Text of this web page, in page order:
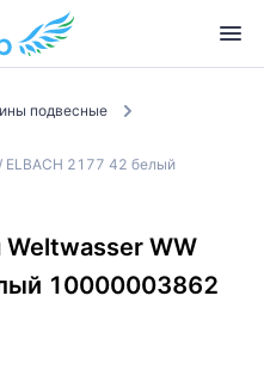
подвесные
ELBACH 2177 42 белый
Weltwasser WW
10000003862